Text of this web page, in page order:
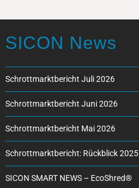
SICON News
Schrottmarktbericht Juli 2026
Schrottmarktbericht Juni 2026
Schrottmarktbericht Mai 2026
Schrottmarktbericht: Rückblick 2025
SICON SMART NEWS – EcoShred®